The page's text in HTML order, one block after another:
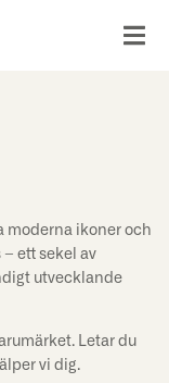
moderna ikoner och
ett sekel av
utvecklande
Letar du
vi dig.